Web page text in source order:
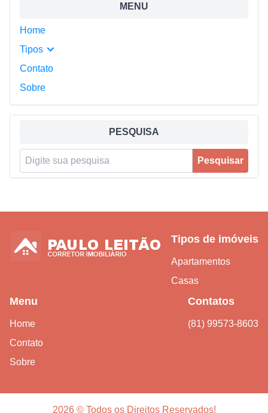
MENU
Home
Tipos
Contato
Sobre
PESQUISA
Pesquisar por:
Pesquisar
Tipos de imóveis
Apartamentos
Casas
Menu
Home
Contato
Sobre
Contatos
(81) 99573-8603
2026 © Todos os Direitos Reservados!